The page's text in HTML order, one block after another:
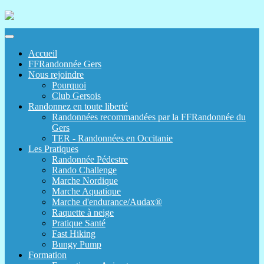
Accueil
FFRandonnée Gers
Nous rejoindre
Pourquoi
Club Gersois
Randonnez en toute liberté
Randonnées recommandées par la FFRandonnée du
Gers
TER - Randonnées en Occitanie
Les Pratiques
Randonnée Pédestre
Rando Challenge
Marche Nordique
Marche Aquatique
Marche d'endurance/Audax®
Raquette à neige
Pratique Santé
Fast Hiking
Bungy Pump
Formation